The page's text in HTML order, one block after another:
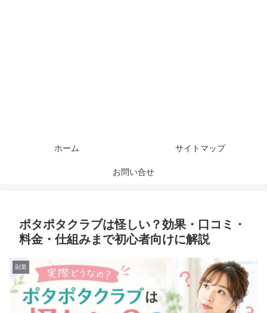
ホーム サイトマップ
お問い合せ
ポタポタクラブは怪しい？効果・口コミ・
料金・仕組みまで初心者向けに解説
副業